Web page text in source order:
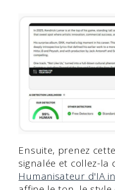
Ensuite, prenez
signalée et collez-
Humanisateur d'IA